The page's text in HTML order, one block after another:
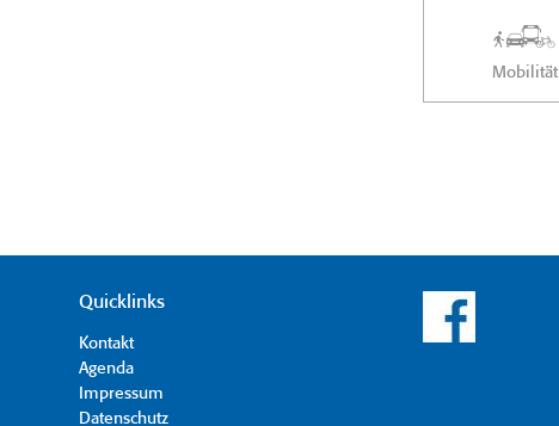
Mobilität
Quicklinks
Kontakt
Agenda
Impressum
Datenschutz